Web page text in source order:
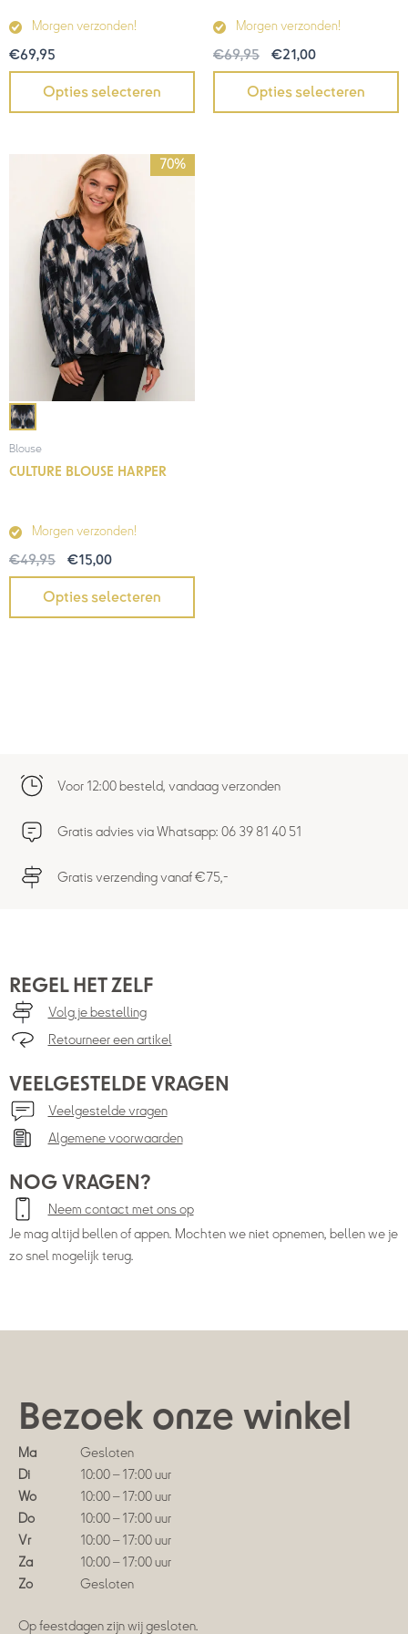
Morgen verzonden!
€69,95
Opties selecteren
Morgen verzonden!
€69,95 €21,00
Opties selecteren
70%
Blouse
CULTURE BLOUSE HARPER
Morgen verzonden!
€49,95
Oorspronkelijke
prijs
was:
€49,95.
€15,00
Huidige
prijs
is:
€15,00.
Opties selecteren
Voor 12:00 besteld, vandaag verzonden
Gratis advies via Whatsapp: 06 39 81 40 51
Gratis verzending vanaf €75,-
REGEL HET ZELF
Volg je bestelling
Retourneer een artikel
VEELGESTELDE VRAGEN
Veelgestelde vragen
Algemene voorwaarden
NOG VRAGEN?
Neem contact met ons op
Je mag altijd bellen of appen. Mochten we niet opnemen, bellen we je
zo snel mogelijk terug.
Bezoek onze winkel
Ma
Gesloten
Di
10:00 – 17:00 uur
Wo
10:00 – 17:00 uur
Do
10:00 – 17:00 uur
Vr
10:00 – 17:00 uur
Za
10:00 – 17:00 uur
Zo
Gesloten
Op feestdagen zijn wij gesloten.